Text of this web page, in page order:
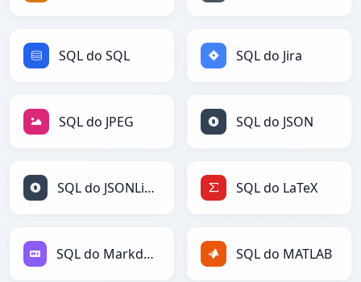
SQL do SQL SQL do Jira
SQL do JPEG SQL do JSON
SQL do JSONLines SQL do LaTeX
SQL do Markdown SQL do MATLAB